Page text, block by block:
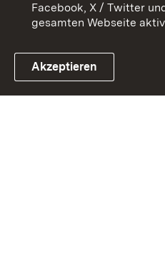
Link zum Landesportal
Facebook, X / Twitter
gesamten Webseite
Akzeptieren